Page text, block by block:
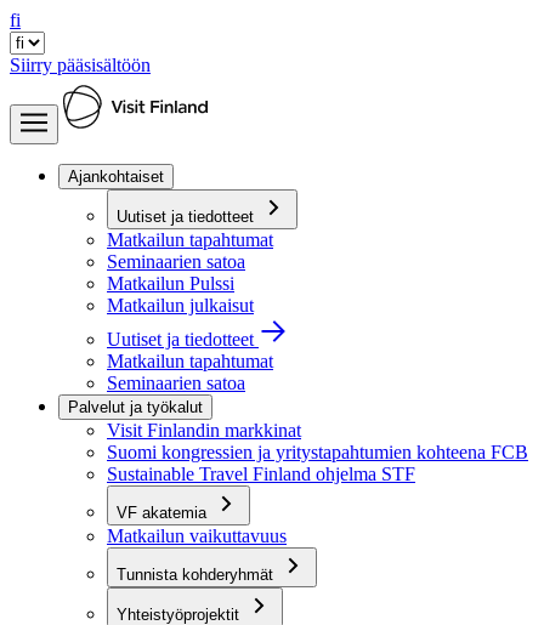
fi
Siirry pääsisältöön
Ajankohtaiset
Uutiset ja tiedotteet
Matkailun tapahtumat
Seminaarien satoa
Matkailun Pulssi
Matkailun julkaisut
Uutiset ja tiedotteet
Matkailun tapahtumat
Seminaarien satoa
Palvelut ja työkalut
Visit Finlandin markkinat
Suomi kongressien ja yritystapahtumien kohteena FCB
Sustainable Travel Finland ohjelma STF
VF akatemia
Matkailun vaikuttavuus
Tunnista kohderyhmät
Yhteistyöprojektit